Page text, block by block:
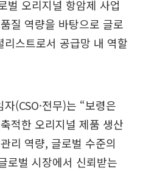
벌 오리지널 항암제 사업
질 역량을 바탕으로 글로
스트로서 공급망 내 역할
(CSO·전무)는 “보령은
적한 오리지널 제품 생산
리 역량, 글로벌 수준의
로벌 시장에서 신뢰받는